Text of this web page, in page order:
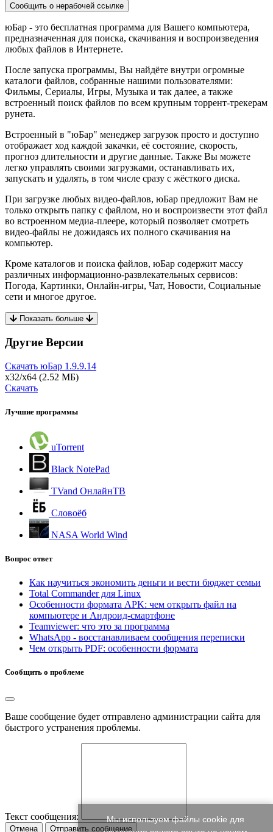
Сообщить о нерабочей ссылке
юБар - это бесплатная программа для Вашего компьютера,
предназначенная для поиска, скачивания и воспроизведения
любых файлов в Интернете.
После запуска программы, Вы найдёте внутри огромные
каталоги файлов, собранные нашими пользователями:
Фильмы, Сериалы, Игры, Музыка и так далее, а также
встроенный поиск файлов по всем крупным торрент-трекерам
рунета.
Встроенный в "юБар" менеджер загрузок просто и доступно
отображает ход каждой закачки, её состояние, скорость,
прогноз длительности и другие данные. Также Вы можете
легко управлять своими загрузками, останавливать их,
запускать и удалять, в том числе сразу с жёсткого диска.
При загрузке любых видео-файлов, юБар предложит Вам не
только открыть папку с файлом, но и воспроизвести этот файл
во встроенном медиа-плеере, который позволяет смотреть
видео-файлы не дожидаясь их полного скачивания на
компьютер.
Кроме каталогов и поиска файлов, юБар содержит массу
различных информационно-развлекательных сервисов:
Погода, Картинки, Онлайн-игры, Чат, Новости, Социальные
сети и многое другое.
Показать больше
Другие Версии
Скачать юБар 1.9.9.14
x32/x64 (2.52 МБ)
Скачать
Лучшие программы
uTorrent
Black NotePad
TVand ОнлайнТВ
Словоёб
NASA World Wind
Вопрос ответ
Как научиться экономить деньги и вести бюджет семьи
Total Commander для Linux
Особенности формата APK: чем открыть файл на
компьютере и Андроид-смартфоне
Teamviewer: что это за программа
WhatsApp - восстанавливаем сообщения переписки
Чем открыть PDF: особенности формата
Сообщить о проблеме
Ваше сообщение будет отправлено администрации сайта для
быстрого устранения проблемы.
Текст сообщения:
Отмена Отправить сообщение
Мы используем файлы cookie для